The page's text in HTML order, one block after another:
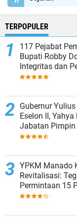
TERPOPULER
117 Pejabat
Bupati Robby
Integritas dan
Gubernur
Eselon II,
Jabatan
YPKM Manado
Revitalisasi:
Permintaan 15
Kepsek Murni